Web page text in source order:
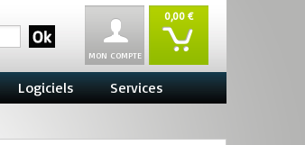
0,00 €
MON COMPTE
Logiciels Services